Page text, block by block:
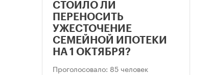
СТОИЛО ЛИ
ПЕРЕНОСИТЬ
УЖЕСТОЧЕНИЕ
СЕМЕЙНОЙ ИПОТЕКИ
НА 1 ОКТЯБРЯ?
Проголосовало: 85 человек